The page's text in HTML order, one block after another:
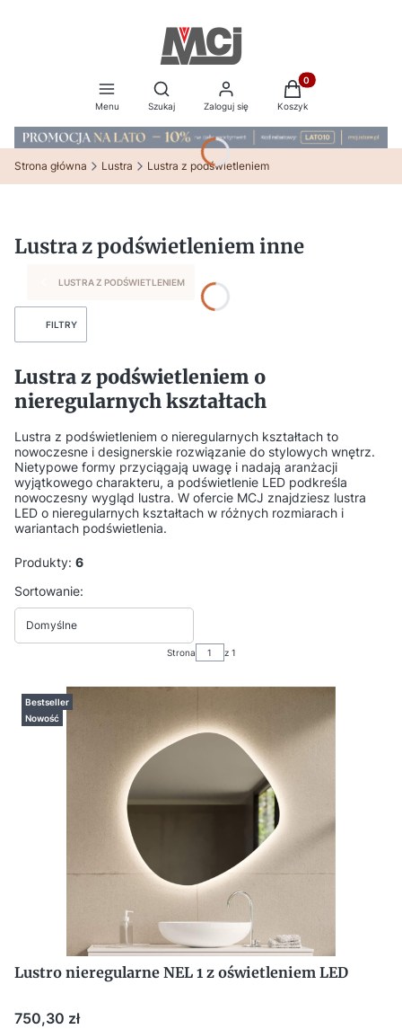
Menu
Otwórz wyszukiwarkę
Szukaj Zaloguj się
Produkty w
Koszyk
Strona główna Lustra Lustra z podświetleniem
Lustra z podświetleniem inne
LUSTRA Z PODŚWIETLENIEM
FILTRY
Lustra z podświetleniem o
nieregularnych kształtach
Lustra z podświetleniem o nieregularnych kształtach to
nowoczesne i designerskie rozwiązanie do stylowych wnętrz.
Nietypowe formy przyciągają uwagę i nadają aranżacji
wyjątkowego charakteru, a podświetlenie LED podkreśla
nowoczesny wygląd lustra. W ofercie MCJ znajdziesz lustra
LED o nieregularnych kształtach w różnych rozmiarach i
wariantach podświetlenia.
Produkty: 6
Lista produktów
Sortowanie:
Domyślne
Strona z 1
Bestseller
Nowość
Lustro nieregularne NEL 1 z oświetleniem LED
Cena
750,30 zł